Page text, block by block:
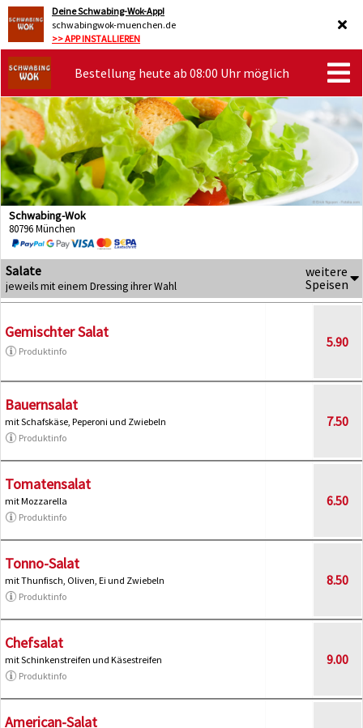
Deine Schwabing-Wok-App!
schwabingwok-muenchen.de
>> APP INSTALLIEREN
Bestellung heute ab 08:00 Uhr möglich
Schwabing-Wok
80796 München
Salate
jeweils mit einem Dressing ihrer Wahl
weitere
Speisen
Gemischter Salat
Produktinfo
5.90
Bauernsalat
mit Schafskäse, Peperoni und Zwiebeln
Produktinfo
7.50
Tomatensalat
mit Mozzarella
Produktinfo
6.50
Tonno-Salat
mit Thunfisch, Oliven, Ei und Zwiebeln
Produktinfo
8.50
Chefsalat
mit Schinkenstreifen und Käsestreifen
Produktinfo
9.00
American-Salat